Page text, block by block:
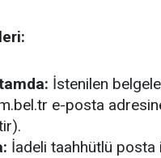
İstenilen
e-posta
.
İadeli taahhütlü posta